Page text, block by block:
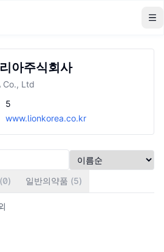
아주식회사
Co., Ltd
5
www.lionkorea.co.kr
(0) 일반의약품 (5)